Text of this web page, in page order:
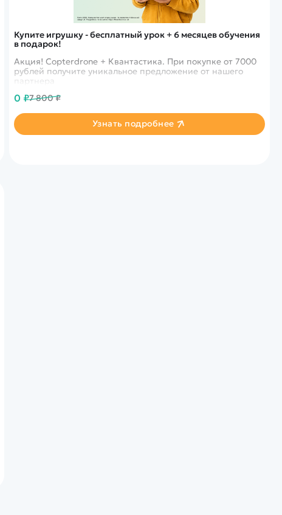
Купите игрушку - бесплатный урок + 6 месяцев обучения
в подарок!
Акция! Copterdrone + Квантастика. При покупке от 7000
рублей получите уникальное предложение от нашего
партнера
0 ₽7 800 ₽
Узнать подробнее